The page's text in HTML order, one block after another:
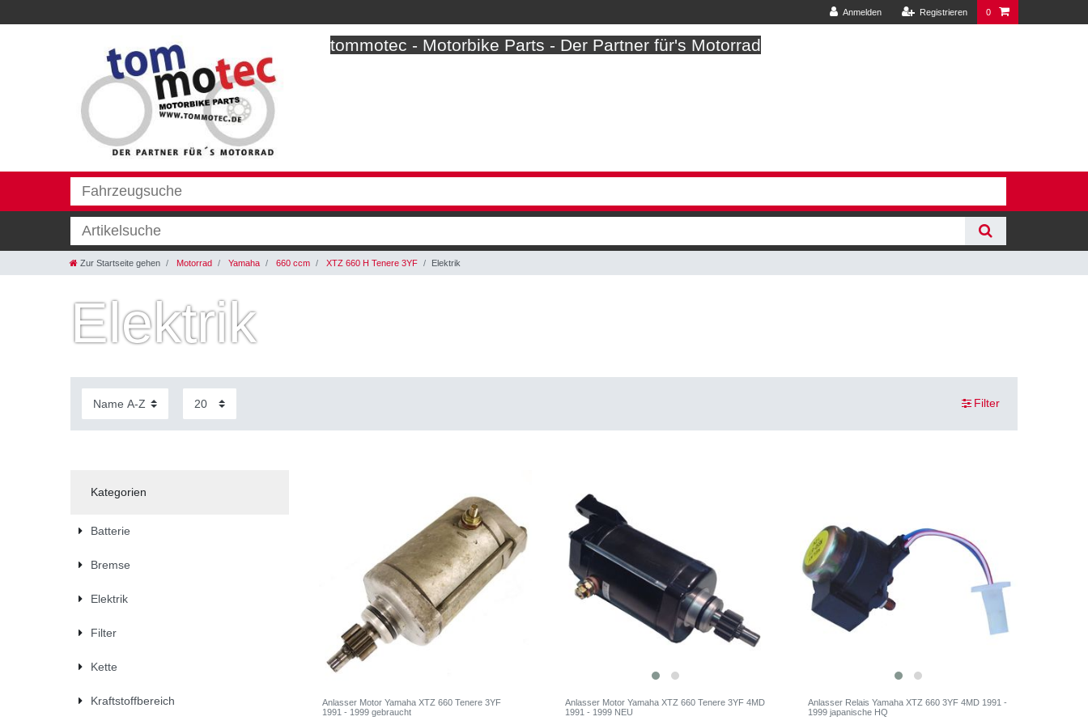
Anmelden Registrieren 0
tommotec - Motorbike Parts - Der Partner für's Motorrad
Zur Startseite gehen Motorrad Yamaha 660 ccm XTZ 660 H Tenere 3YF Elektrik
Elektrik
Filter
Kategorien
Batterie
Bremse
Elektrik
Filter
Kette
Kraftstoffbereich
Anlasser Motor Yamaha XTZ 660 Tenere 3YF
1991 - 1999 gebraucht
Anlasser Motor Yamaha XTZ 660 Tenere 3YF 4MD
1991 - 1999 NEU
Anlasser Relais Yamaha XTZ 660 3YF 4MD 1991 -
1999 japanische HQ